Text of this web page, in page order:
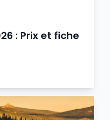
: Prix et fiche